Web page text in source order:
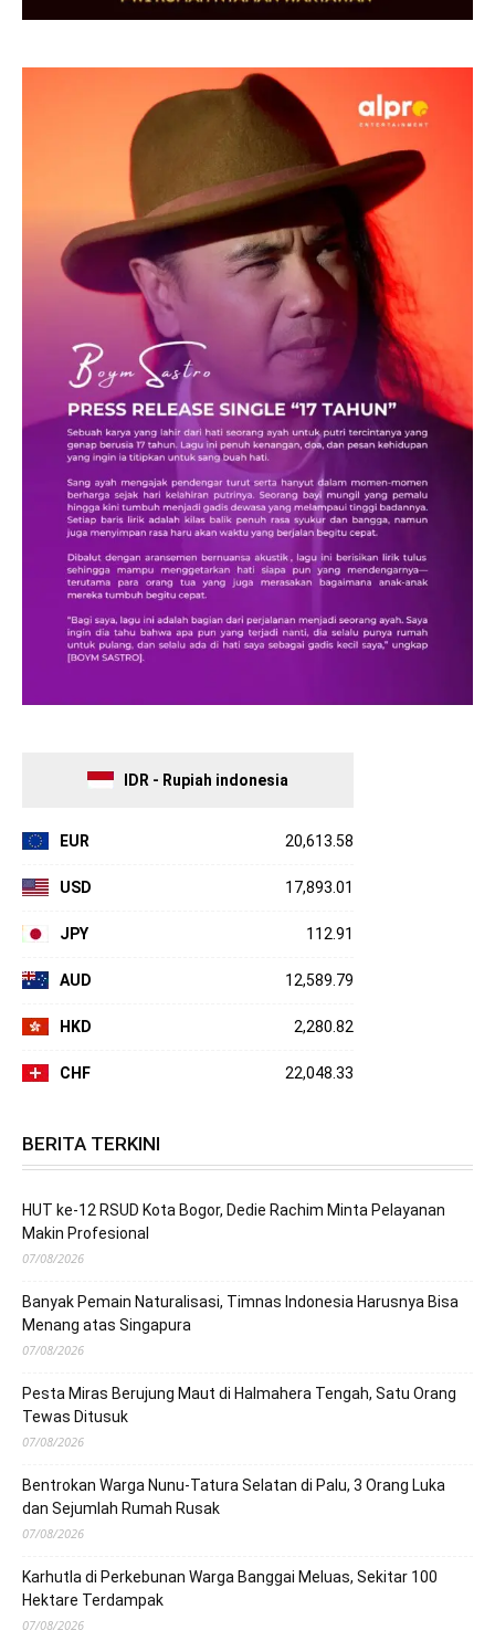
IDR - Rupiah indonesia
EUR 20,613.58
USD 17,893.01
JPY 112.91
AUD 12,589.79
HKD 2,280.82
CHF 22,048.33
BERITA TERKINI
HUT ke-12 RSUD Kota Bogor, Dedie Rachim Minta Pelayanan
Makin Profesional
07/08/2026
Banyak Pemain Naturalisasi, Timnas Indonesia Harusnya Bisa
Menang atas Singapura
07/08/2026
Pesta Miras Berujung Maut di Halmahera Tengah, Satu Orang
Tewas Ditusuk
07/08/2026
Bentrokan Warga Nunu-Tatura Selatan di Palu, 3 Orang Luka
dan Sejumlah Rumah Rusak
07/08/2026
Karhutla di Perkebunan Warga Banggai Meluas, Sekitar 100
Hektare Terdampak
07/08/2026